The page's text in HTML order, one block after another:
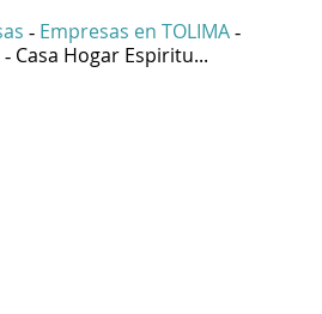
- Empresas en TOLIMA -
- Casa Hogar Espiritu...